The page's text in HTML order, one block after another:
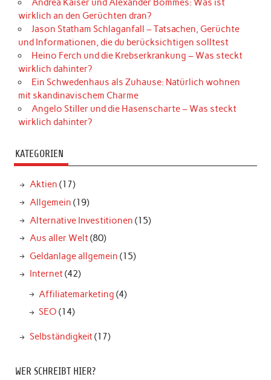
wirklich an den Gerüchten dran?
Jason Statham Schlaganfall – Tatsachen, Gerüchte
und Informationen, die du berücksichtigen solltest
Heino Ferch und die Krebserkrankung – Was steckt
wirklich dahinter?
Ein Schwedenhaus als Zuhause: Natürlich wohnen
mit skandinavischem Charme
Angelo Stiller und die Hasenscharte – Was steckt
wirklich dahinter?
KATEGORIEN
Aktien (17)
Allgemein (19)
Alternative Investitionen (15)
Aus aller Welt(80)
Geldanlage allgemein (15)
Internet(42)
Affiliatemarketing (4)
SEO (14)
Selbständigkeit(17)
WER SCHREIBT HIER?